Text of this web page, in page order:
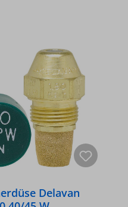
Delavan